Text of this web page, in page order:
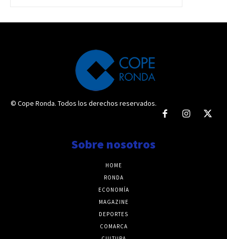
© Cope Ronda. Todos los derechos reservados.
Sobre nosotros
HOME
RONDA
ECONOMÍA
MAGAZINE
DEPORTES
COMARCA